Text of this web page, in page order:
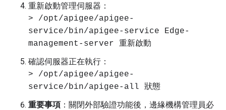
重新啟動管理伺服器：
> /opt/apigee/apigee-
service/bin/apigee-service Edge-
management-server 重新啟動
確認伺服器正在執行：
> /opt/apigee/apigee-
service/bin/apigee-all 狀態
重要事項 ：關閉外部驗證功能後，邊緣機構管理員必